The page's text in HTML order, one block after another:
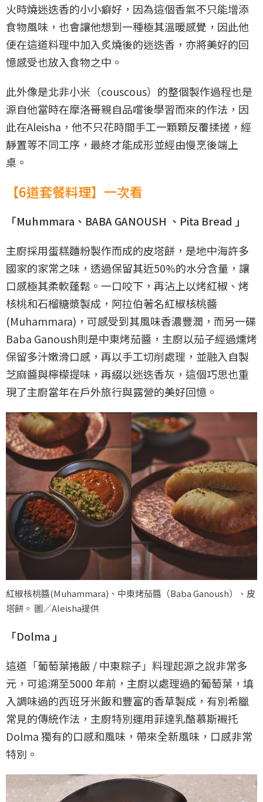
火時燒迷迭香的小小癖好，因為這個香氣不只能增添
食物風味，也會讓他想到一種極其溫暖感覺，因此他
便在這道料理中加入炙燒後的迷迭香，亦將美好的回
憶感受也放入食物之中。
此外像是北非小米（couscous）的整個製作過程也是
源自他當時在摩洛哥親自品嚐後學習而來的作法，因
此在Aleisha，他不只花時間手工一顆顆反覆揉搓，經
靜置等不同工序，最終才能成形並經由慢烹後端上
桌。
【6道套餐料理】一次看
「Muhmmara、BABA GANOUSH 、​Pita Bread 」
主廚採用蛋糕麵粉製作而成的皮塔餅，是地中海許多
國家的家常之味，透過保留其近50%的水分含量，讓
口感極其柔軟蓬鬆。一口咬下，再沾上以烤紅椒、烤
核桃和石榴糖漿製成，阿拉伯著名紅椒核桃醬
(Muhammara)，可感受到其風味香濃豐潤，而另一碟
Baba Ganoush則是中東烤茄醬，主廚以茄子經過燻烤
保留多汁嫩滑口感，再以手工切削處理，並融入自製
芝麻醬與檸檬提味，再綴以迷迭香灰，這個巧思也重
現了主廚當年在戶外旅行與露營的美好回憶。
紅椒核桃醬(Muhammara)、中東烤茄醬（Baba Ganoush）、皮
塔餅。 圖／Aleisha提供
「Dolma 」
這道「葡萄葉捲飯 / 中東粽子」料理起源之說非常多
元，可追溯至5000 年前，主廚以處理過的葡萄葉，填
入調味過的⻄班牙米飯和豐富的香草製成，有別希臘
常見的傳統作法，主廚特別運用菲達乳酪慕斯襯托
Dolma 獨有的口感和風味，帶來全新風味，口感非常
特別。